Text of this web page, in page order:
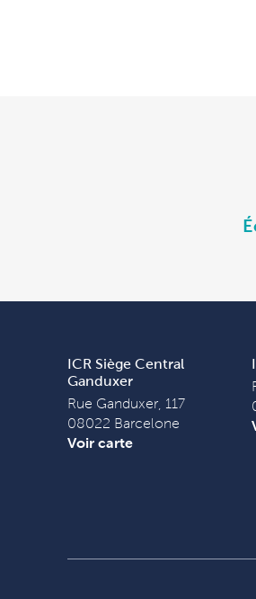
ICR Siège Central
Ganduxer
Rue Ganduxer, 117
08022 Barcelone
Voir carte